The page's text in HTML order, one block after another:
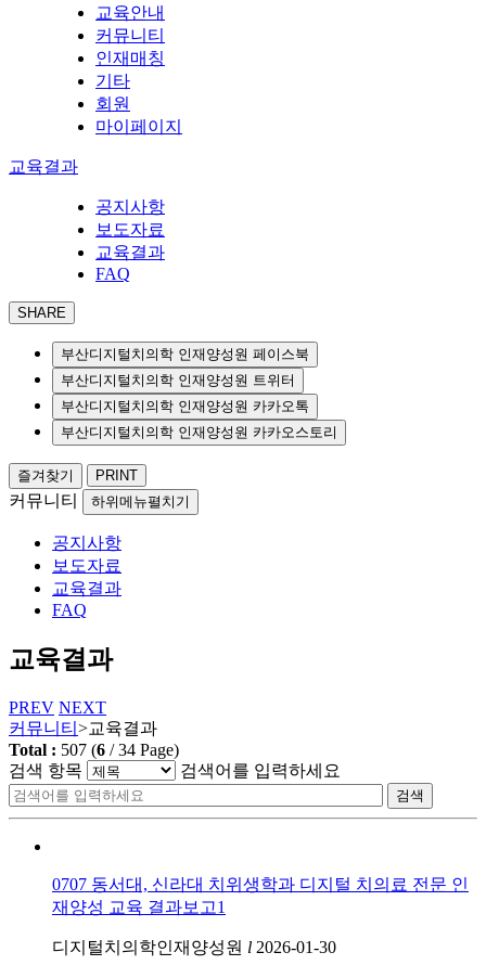
교육안내
커뮤니티
인재매칭
기타
회원
마이페이지
교육결과
공지사항
보도자료
교육결과
FAQ
SHARE
부산디지털치의학 인재양성원 페이스북
부산디지털치의학 인재양성원 트위터
부산디지털치의학 인재양성원 카카오톡
부산디지털치의학 인재양성원 카카오스토리
즐겨찾기 PRINT
커뮤니티 하위메뉴펼치기
공지사항
보도자료
교육결과
FAQ
교육결과
PREV NEXT
커뮤니티 >교육결과
Total : 507 (6 /34 Page)
검색 항목
검색어를 입력하세요
검색
0707 동서대, 신라대 치위생학과 디지털 치의료 전문 인
재양성 교육 결과보고1
디지털치의학인재양성원 l 2026-01-30